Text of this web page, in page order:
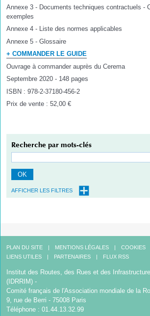
Annexe 3 - Documents techniques contractuels -
exemples
Annexe 4 - Liste des normes applicables
Annexe 5 - Glossaire
+ COMMANDER LE GUIDE
Ouvrage à commander auprès du Cerema
Septembre 2020 - 148 pages
ISBN : 978-2-37180-456-2
Prix de vente : 52,00 €
Recherche par mots-clés
OK
AFFICHER LES FILTRES
PLAN DU SITE MENTIONS LÉGALES COOKIES
LIENS UTILES
PARTENAIRES FLUX RSS
Institut des Routes, des Rues et des
(IDRRIM) -
Comité français de l'Association mondiale de la
9, rue de Berri - 75008 Paris
Téléphone : 01.44.13.32.99